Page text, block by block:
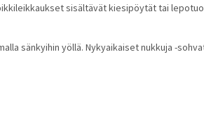
sisältävät kiesipöytät tai
sänkyihin yöllä. Nykyaikaiset nukkuja -